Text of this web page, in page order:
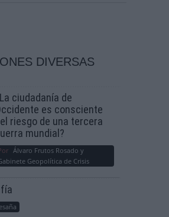
DIVERSAS
ciudadanía de
es consciente
riesgo de una tercera
mundial?
Álvaro Frutos Rosado y
Geopolítica de Crisis